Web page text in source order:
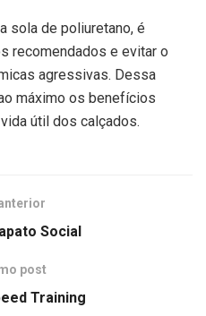
sola de poliuretano, é
recomendados e evitar o
agressivas. Dessa
máximo os benefícios
útil dos calçados.
Social
post
​​Training